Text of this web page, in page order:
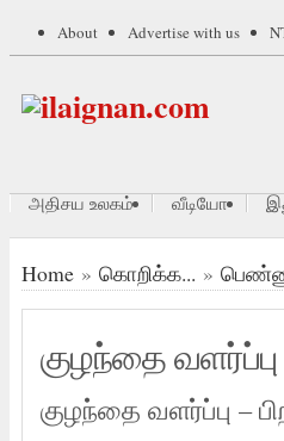
About Advertise with us
அதிசய உலகம் வீடியோ
Home » கொறிக்க... »
குழந்தை வளர்ப்பு
குழந்தை வளர்ப்பு –